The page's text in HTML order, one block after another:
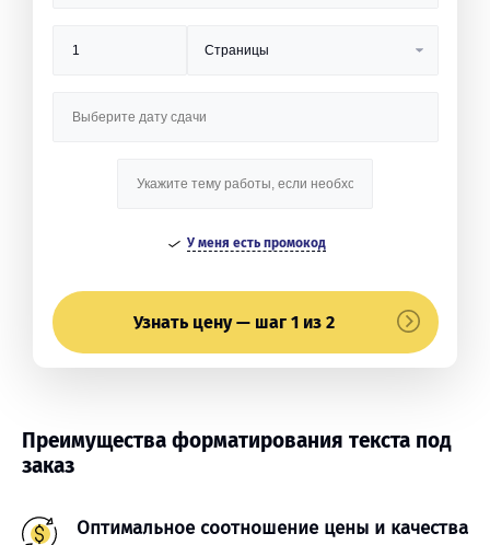
У меня есть промокод
Узнать цену — шаг 1 из 2
Преимущества форматирования текста под
заказ
Оптимальное соотношение цены и качества